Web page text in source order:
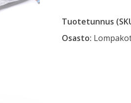
määrä
Tuotetunnus
Osasto: